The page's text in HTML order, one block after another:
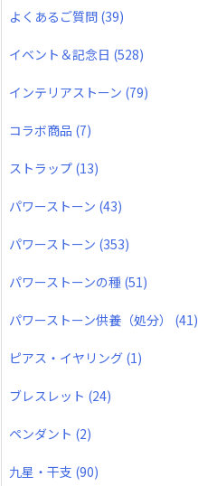
よくあるご質問 (39)
イベント＆記念日 (528)
インテリアストーン (79)
コラボ商品 (7)
ストラップ (13)
パワーストーン (43)
パワーストーン (353)
パワーストーンの種 (51)
パワーストーン供養（処分） (41)
ピアス・イヤリング (1)
ブレスレット (24)
ペンダント (2)
九星・干支 (90)